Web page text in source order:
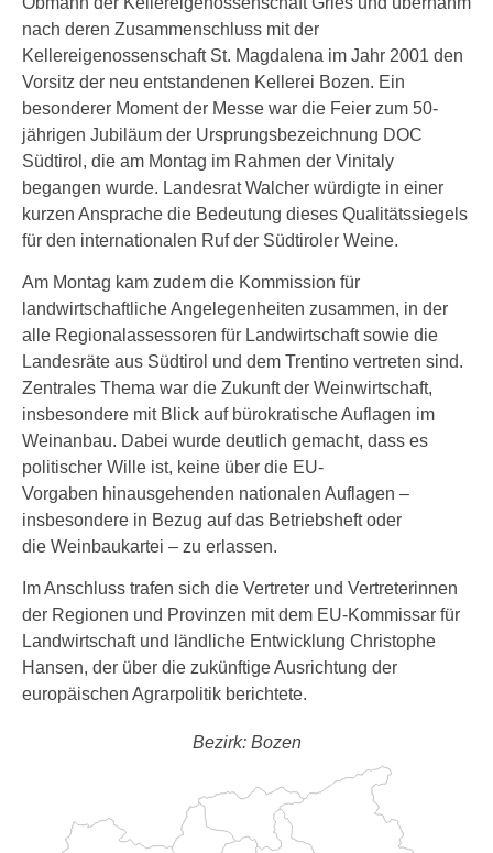
nach deren Zusammenschluss mit der
Kellereigenossenschaft St. Magdalena im Jahr 2001 den
Vorsitz der neu entstandenen Kellerei Bozen. Ein
besonderer Moment der Messe war die Feier zum 50-
jährigen Jubiläum der Ursprungsbezeichnung DOC
Südtirol, die am Montag im Rahmen der Vinitaly
begangen wurde. Landesrat Walcher würdigte in einer
kurzen Ansprache die Bedeutung dieses Qualitätssiegels
für den internationalen Ruf der Südtiroler Weine.
Am Montag kam zudem die Kommission für
landwirtschaftliche Angelegenheiten zusammen, in der
alle Regionalassessoren für Landwirtschaft sowie die
Landesräte aus Südtirol und dem Trentino vertreten sind.
Zentrales Thema war die Zukunft der Weinwirtschaft,
insbesondere mit Blick auf bürokratische Auflagen im
Weinanbau. Dabei wurde deutlich gemacht, dass es
politischer Wille ist, keine über die EU-
Vorgaben hinausgehenden nationalen Auflagen –
insbesondere in Bezug auf das Betriebsheft oder
die Weinbaukartei – zu erlassen.
Im Anschluss trafen sich die Vertreter und Vertreterinnen
der Regionen und Provinzen mit dem EU-Kommissar für
Landwirtschaft und ländliche Entwicklung Christophe
Hansen, der über die zukünftige Ausrichtung der
europäischen Agrarpolitik berichtete.
Bezirk: Bozen